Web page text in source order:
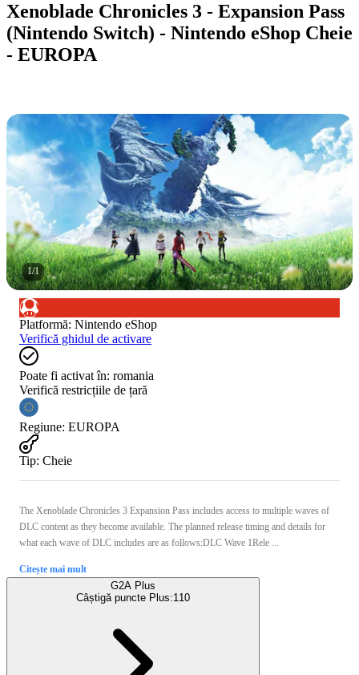
Xenoblade Chronicles 3 - Expansion Pass
(Nintendo Switch) - Nintendo eShop Cheie
- EUROPA
1/1
Platformă: Nintendo eShop
Verifică ghidul de activare
Poate fi activat în: romania
Verifică restricțiile de țară
Regiune: EUROPA
Tip: Cheie
The Xenoblade Chronicles 3 Expansion Pass includes access to multiple waves of
DLC content as they become available. The planned release timing and details for
what each wave of DLC includes are as follows:DLC Wave 1Rele ...
Citește mai mult
G2A Plus
Câștigă puncte Plus:110